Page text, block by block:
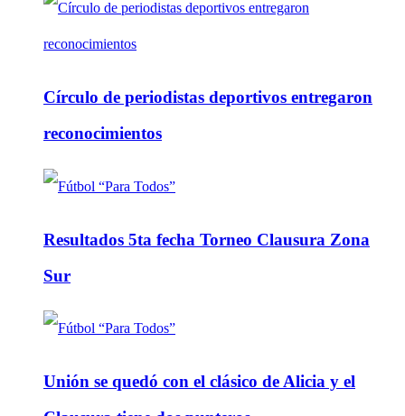
Círculo de periodistas deportivos entregaron
reconocimientos
Resultados 5ta fecha Torneo Clausura Zona
Sur
Unión se quedó con el clásico de Alicia y el